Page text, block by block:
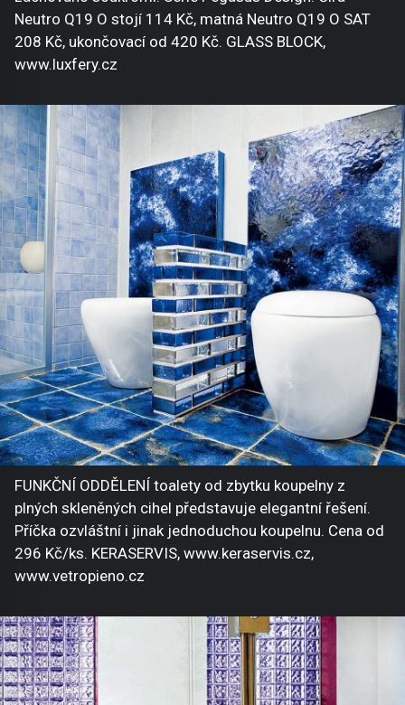
Neutro Q19 O stojí 114 Kč, matná Neutro Q19 O SAT
208 Kč, ukončovací od 420 Kč. GLASS BLOCK,
www.luxfery.cz
FUNKČNÍ ODDĚLENÍ toalety od zbytku koupelny z
plných skleněných cihel představuje elegantní řešení.
Příčka ozvláštní i jinak jednoduchou koupelnu. Cena od
296 Kč/ks. KERASERVIS, www.keraservis.cz,
www.vetropieno.cz